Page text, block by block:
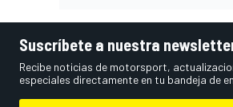
Suscríbete a nuestra
Recibe noticias de motorsport,
especiales directamente en tu bandeja de